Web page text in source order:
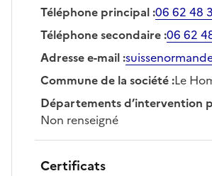
Téléphone principal:06 62 48
Téléphone secondaire:06 62
Adresse e-mail:
Commune de la société:Le
Départements d’intervention
Non renseigné
Certificats